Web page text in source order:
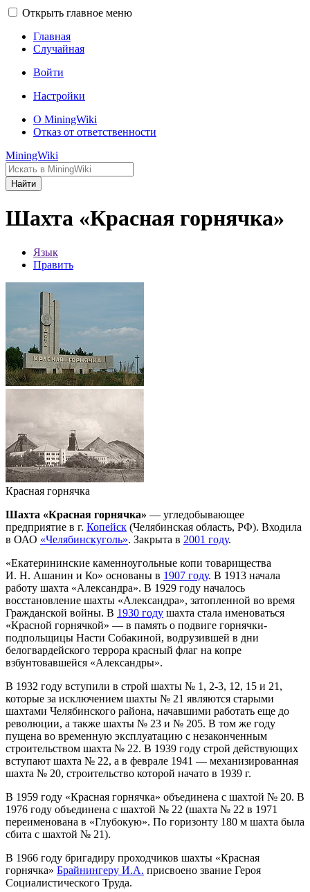
Открыть главное меню
Главная
Случайная
Войти
Настройки
О MiningWiki
Отказ от ответственности
MiningWiki
Найти
Шахта «Красная горнячка»
Язык
Править
Красная горнячка
Шахта «Красная горнячка» — угледобывающее
предприятие в г. Копейск (Челябинская область, РФ). Входила
в ОАО «Челябинскуголь». Закрыта в 2001 году.
«Екатерининские каменноугольные копи товарищества
И. Н. Ашанин и Ко» основаны в 1907 году. В 1913 начала
работу шахта «Александра». В 1929 году началось
восстановление шахты «Александра», затопленной во время
Гражданской войны. В 1930 году шахта стала именоваться
«Красной горнячкой» — в память о подвиге горнячки-
подпольщицы Насти Собакиной, водрузившей в дни
белогвардейского террора красный флаг на копре
взбунтовавшейся «Александры».
В 1932 году вступили в строй шахты № 1, 2-3, 12, 15 и 21,
которые за исключением шахты № 21 являются старыми
шахтами Челябинского района, начавшими работать еще до
революции, а также шахты № 23 и № 205. В том же году
пущена во временную эксплуатацию с незаконченным
строительством шахта № 22. В 1939 году строй действующих
вступают шахта № 22, а в феврале 1941 — механизированная
шахта № 20, строительство которой начато в 1939 г.
В 1959 году «Красная горнячка» объединена с шахтой № 20. В
1976 году объединена с шахтой № 22 (шахта № 22 в 1971
переименована в «Глубокую». По горизонту 180 м шахта была
сбита с шахтой № 21).
В 1966 году бригадиру проходчиков шахты «Красная
горнячка» Брайнингеру И.А. присвоено звание Героя
Социалистического Труда.